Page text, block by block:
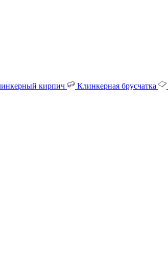
кирпич Клинкерная брусчатка